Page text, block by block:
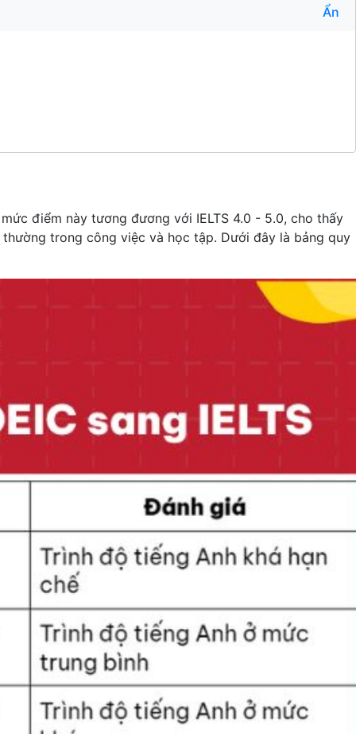
Ẩn
điểm này tương đương với IELTS 4.0 - 5.0, cho thấy
trong công việc và học tập. Dưới đây là bảng quy